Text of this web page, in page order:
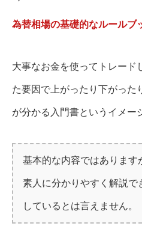
為替相場の基礎的なルールブ
大事なお金を使ってトレード
た要因で上がったり下がった
が分かる入門書というイメー
基本的な内容ではあります
素人に分かりやすく解説で
しているとは言えません。